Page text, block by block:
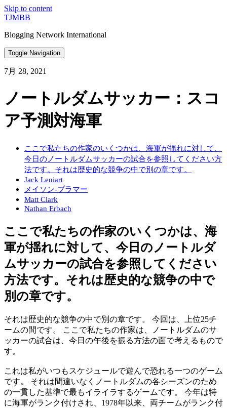
Skip to content
TJMBB
Blogging Network International
Toggle Navigation
7月 28, 2021
ノートルダムサッカー：スコ
ア予測対海軍
ここで私たちの作家のいくつかは、海軍が揺れに対して、
今日のノートルダムサッカーの試合を参照してください方
法です。それは歴史的な競争の中で別の章です。
Jack Leniart
メイソン-プラマー
Matt Clark
Nathan Erbach
ここで私たちの作家のいくつかは、海
軍が揺れに対して、今日のノートルダ
ムサッカーの試合を参照してください
方法です。それは歴史的な競争の中で
別の章です。
それは歴史的な競争の中で別の章です。 今回は、上位25チ
ームの間です。 ここで私たちの作家は、ノートルダムのサ
ッカーの試合は、今日の午後を振る方法の面で考えるもので
す。
これは私がいつもスケジュールで遊んで恐れる一つのゲーム
です。 それは間違いなくノートルダムの各シーズンのため
の一貫した基準で最もイライラするゲームです。 今年は特
に海軍がランク付けされ、1978年以来、両チームがランク付